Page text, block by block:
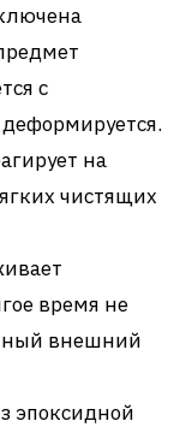
с
на
чистящих
время не
внешний
эпоксидной